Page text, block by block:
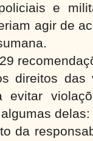
e
agir de
direitos
evitar
delas:
da